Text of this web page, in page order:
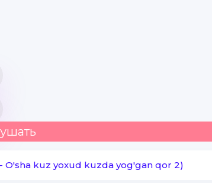
- O'sha kuz yoxud kuzda yog'gan qor 2)